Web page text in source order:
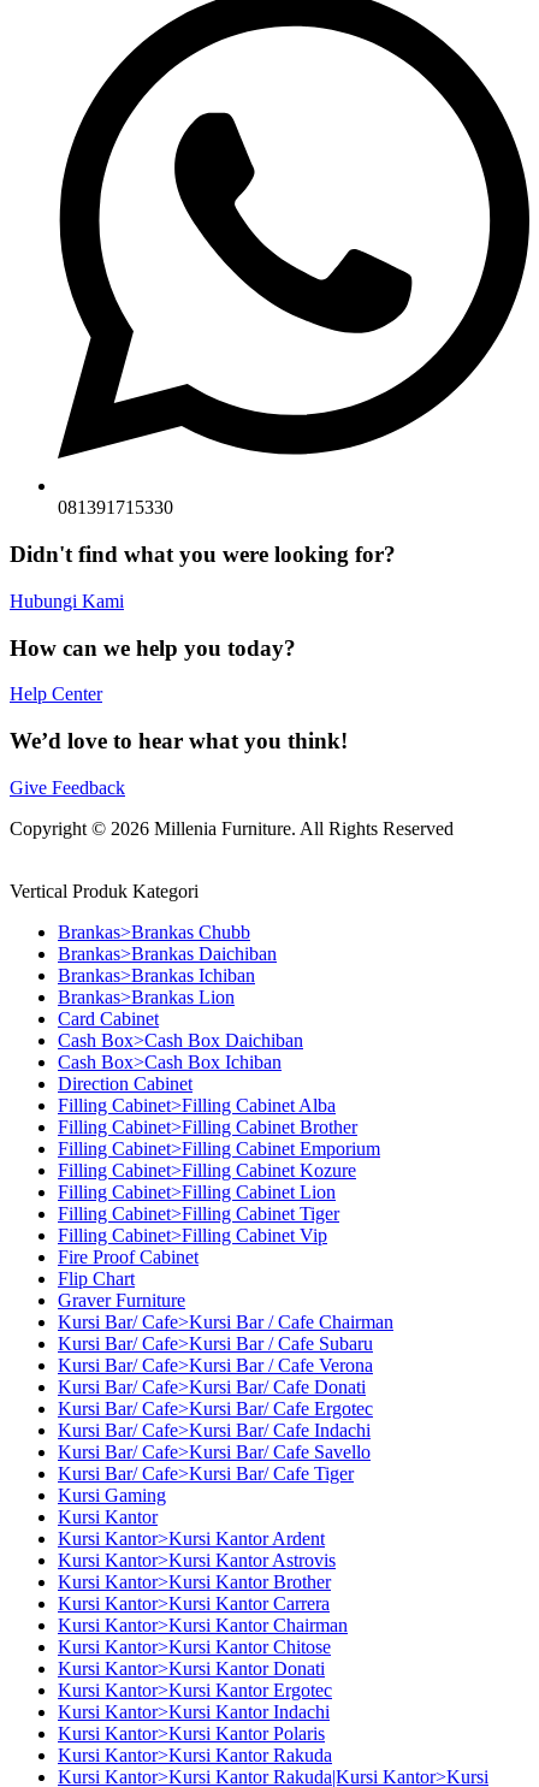
081391715330
Didn't find what you were looking for?
Hubungi Kami
How can we help you today?
Help Center
We’d love to hear what you think!
Give Feedback
Copyright © 2026 Millenia Furniture. All Rights Reserved
Vertical Produk Kategori
Brankas>Brankas Chubb
Brankas>Brankas Daichiban
Brankas>Brankas Ichiban
Brankas>Brankas Lion
Card Cabinet
Cash Box>Cash Box Daichiban
Cash Box>Cash Box Ichiban
Direction Cabinet
Filling Cabinet>Filling Cabinet Alba
Filling Cabinet>Filling Cabinet Brother
Filling Cabinet>Filling Cabinet Emporium
Filling Cabinet>Filling Cabinet Kozure
Filling Cabinet>Filling Cabinet Lion
Filling Cabinet>Filling Cabinet Tiger
Filling Cabinet>Filling Cabinet Vip
Fire Proof Cabinet
Flip Chart
Graver Furniture
Kursi Bar/ Cafe>Kursi Bar / Cafe Chairman
Kursi Bar/ Cafe>Kursi Bar / Cafe Subaru
Kursi Bar/ Cafe>Kursi Bar / Cafe Verona
Kursi Bar/ Cafe>Kursi Bar/ Cafe Donati
Kursi Bar/ Cafe>Kursi Bar/ Cafe Ergotec
Kursi Bar/ Cafe>Kursi Bar/ Cafe Indachi
Kursi Bar/ Cafe>Kursi Bar/ Cafe Savello
Kursi Bar/ Cafe>Kursi Bar/ Cafe Tiger
Kursi Gaming
Kursi Kantor
Kursi Kantor>Kursi Kantor Ardent
Kursi Kantor>Kursi Kantor Astrovis
Kursi Kantor>Kursi Kantor Brother
Kursi Kantor>Kursi Kantor Carrera
Kursi Kantor>Kursi Kantor Chairman
Kursi Kantor>Kursi Kantor Chitose
Kursi Kantor>Kursi Kantor Donati
Kursi Kantor>Kursi Kantor Ergotec
Kursi Kantor>Kursi Kantor Indachi
Kursi Kantor>Kursi Kantor Polaris
Kursi Kantor>Kursi Kantor Rakuda
Kursi Kantor>Kursi Kantor Rakuda|Kursi Kantor>Kursi